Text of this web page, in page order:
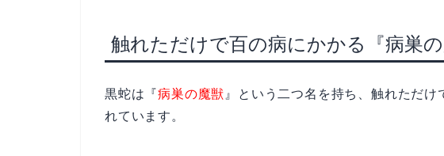
触れただけで百の病にかかる『病巣の
黒蛇は『病巣の魔獣 』という二つ名を持ち、触れただけ
れています。